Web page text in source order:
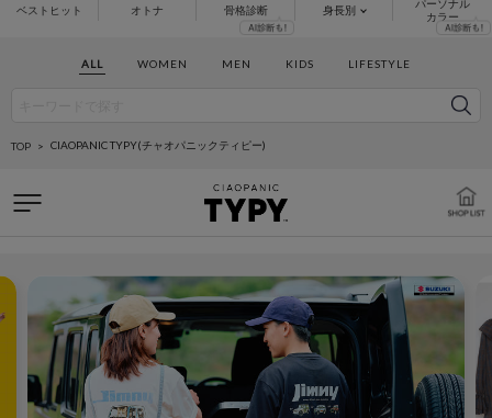
ベストヒット オトナ 骨格診断 身長別
パーソナル
カラー
ALL WOMEN MEN KIDS LIFESTYLE
TOP CIAOPANIC TYPY(チャオパニックティピー)